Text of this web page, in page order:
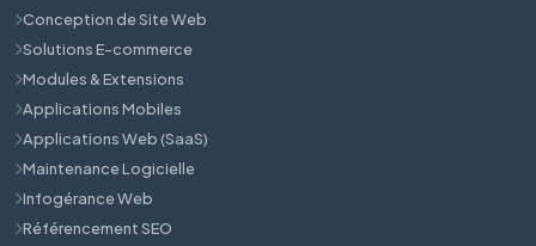
Conception de Site Web
Solutions E-commerce
Modules & Extensions
Applications Mobiles
Applications Web (SaaS)
Maintenance Logicielle
Infogérance Web
Référencement SEO